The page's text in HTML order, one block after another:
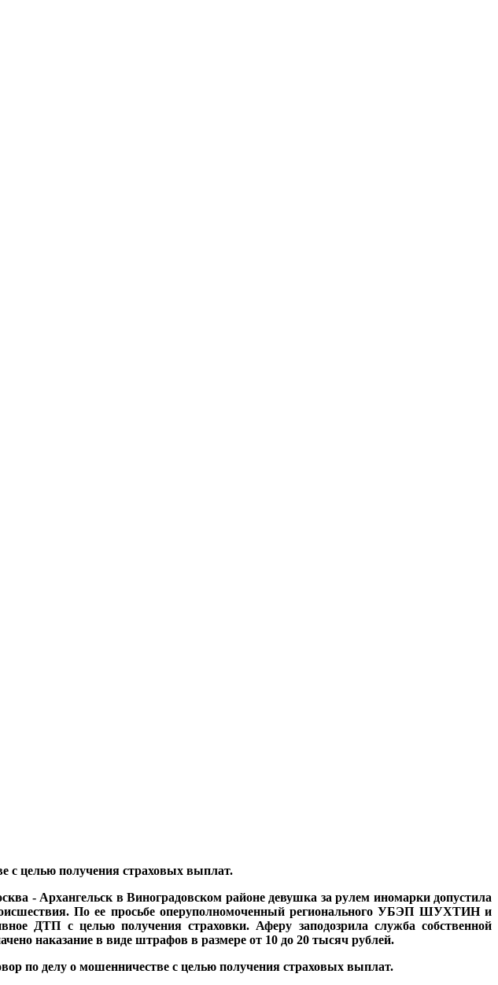
с целью получения страховых выплат.
- Архангельск в Виноградовском районе девушка за рулем иномарки допустила
По ее просьбе оперуполномоченный регионального УБЭП ШУХТИН и
ДТП с целью получения страховки. Аферу заподозрила служба собственной
наказание в виде штрафов в размере от 10 до 20 тысяч рублей.
по делу о мошенничестве с целью получения страховых выплат.